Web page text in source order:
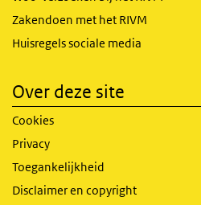
Zakendoen met het RIVM
Huisregels sociale media
Over deze site
Cookies
Privacy
Toegankelijkheid
Disclaimer en copyright